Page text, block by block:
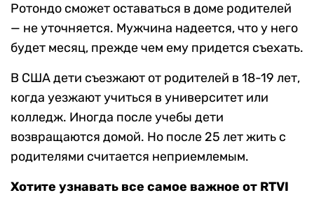
Ротондо сможет оставаться в доме родителей
— не уточняется. Мужчина надеется, что у него
будет месяц, прежде чем ему придется съехать.
В США дети съезжают от родителей в 18-19 лет,
когда уезжают учиться в университет или
колледж. Иногда после учебы дети
возвращаются домой. Но после 25 лет жить с
родителями считается неприемлемым.
Хотите узнавать все самое важное от RTVI